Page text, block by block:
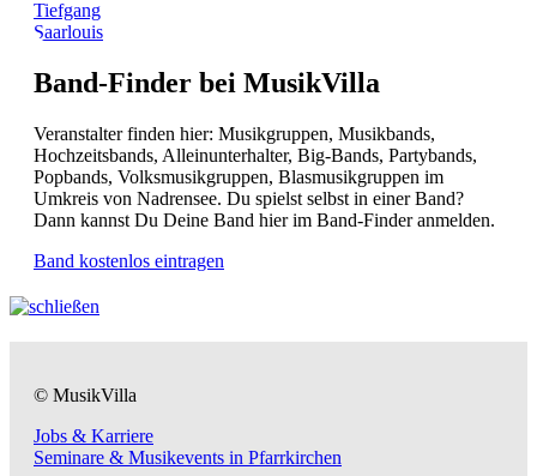
Tiefgang
Saarlouis
Band-Finder bei MusikVilla
Veranstalter finden hier: Musikgruppen, Musikbands,
Hochzeitsbands, Alleinunterhalter, Big-Bands, Partybands,
Popbands, Volksmusikgruppen, Blasmusikgruppen im
Umkreis von Nadrensee. Du spielst selbst in einer Band?
Dann kannst Du Deine Band hier im Band-Finder anmelden.
Band kostenlos eintragen
© MusikVilla
Jobs & Karriere
Seminare & Musikevents in Pfarrkirchen